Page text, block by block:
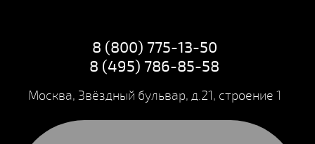
8 (800) 775-13-50
8 (495) 786-85-58
Москва, Звёздный бульвар, д.21, строение 1